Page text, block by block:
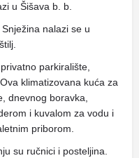
u Šišava b. b.
nalazi se u
parkiralište,
klimatizovana kuća za
dnevnog boravka,
i kuvalom za vodu i
priborom.
su ručnici i posteljina.